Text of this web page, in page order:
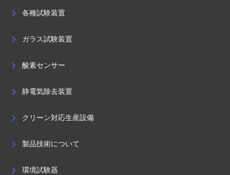
各種試験装置
ガラス試験装置
酸素センサー
静電気除去装置
クリーン対応生産設備
製品技術について
環境試験器